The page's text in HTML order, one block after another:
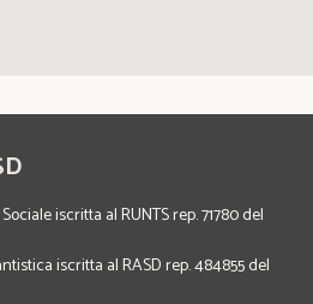
iscritta al RUNTS rep. 71780 del
iscritta al RASD rep. 484855 del